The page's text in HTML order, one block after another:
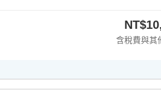
含稅費與其